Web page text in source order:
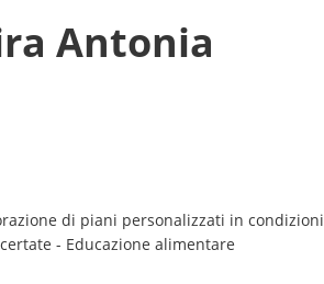
Antonia
di piani personalizzati in condizioni
- Educazione alimentare